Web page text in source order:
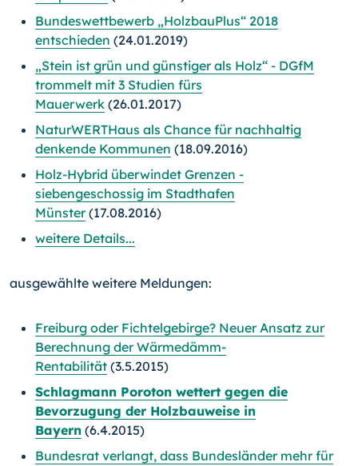
Bundeswettbewerb „HolzbauPlus“ 2018
entschieden (24.01.2019)
„Stein ist grün und günstiger als Holz“ - DGfM
trommelt mit 3 Studien fürs
Mauerwerk (26.01.2017)
NaturWERTHaus als Chance für nachhaltig
denkende Kommunen (18.09.2016)
Holz-Hybrid überwindet Grenzen -
siebengeschossig im Stadthafen
Münster(17.08.2016)
weitere Details...
ausgewählte weitere Meldungen:
Freiburg oder Fichtelgebirge? Neuer Ansatz zur
Berechnung der Wärmedämm-
Rentabilität (3.5.2015)
Schlagmann Poroton wettert gegen die
Bevorzugung der Holzbauweise in
Bayern (6.4.2015)
Bundesrat verlangt, dass Bundesländer mehr für